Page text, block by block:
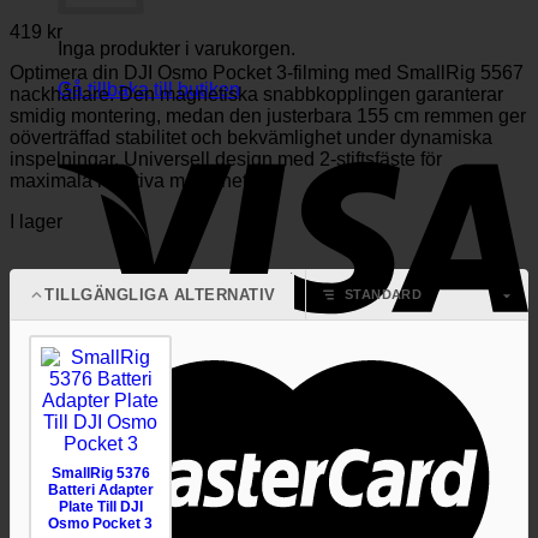
Inga produkter i varukorgen.
Gå tillbaka till butiken
419 kr
Optimera din DJI Osmo Pocket 3-filming med SmallRig 5567
nackhållare. Den magnetiska snabbkopplingen garanterar
smidig montering, medan den justerbara 155 cm remmen ger
oöverträffad stabilitet och bekvämlighet under dynamiska
inspelningar. Universell design med 2-stiftsfäste för
maximala kreativa möjligheter.
I lager
TILLGÄNGLIGA ALTERNATIV
SmallRig 5376
Batteri Adapter
Plate Till DJI
Osmo Pocket 3